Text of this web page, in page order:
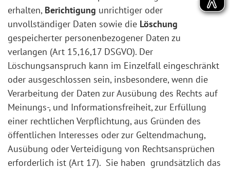
erhalten, Berichtigung unrichtiger oder
unvollständiger Daten sowie die Löschung
gespeicherter personenbezogener Daten zu
verlangen (Art 15,16,17 DSGVO). Der
Löschungsanspruch kann im Einzelfall eingeschränkt
oder ausgeschlossen sein, insbesondere, wenn die
Verarbeitung der Daten zur Ausübung des Rechts auf
Meinungs-, und Informationsfreiheit, zur Erfüllung
einer rechtlichen Verpflichtung, aus Gründen des
öffentlichen Interesses oder zur Geltendmachung,
Ausübung oder Verteidigung von Rechtsansprüchen
erforderlich ist (Art 17). Sie haben grundsätzlich das